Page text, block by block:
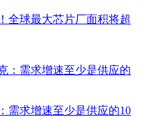
全球最大芯片厂面积将超
需求增速至少是供应的10